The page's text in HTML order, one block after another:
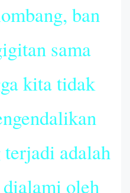
ban
sama
kita tidak
adalah
oleh